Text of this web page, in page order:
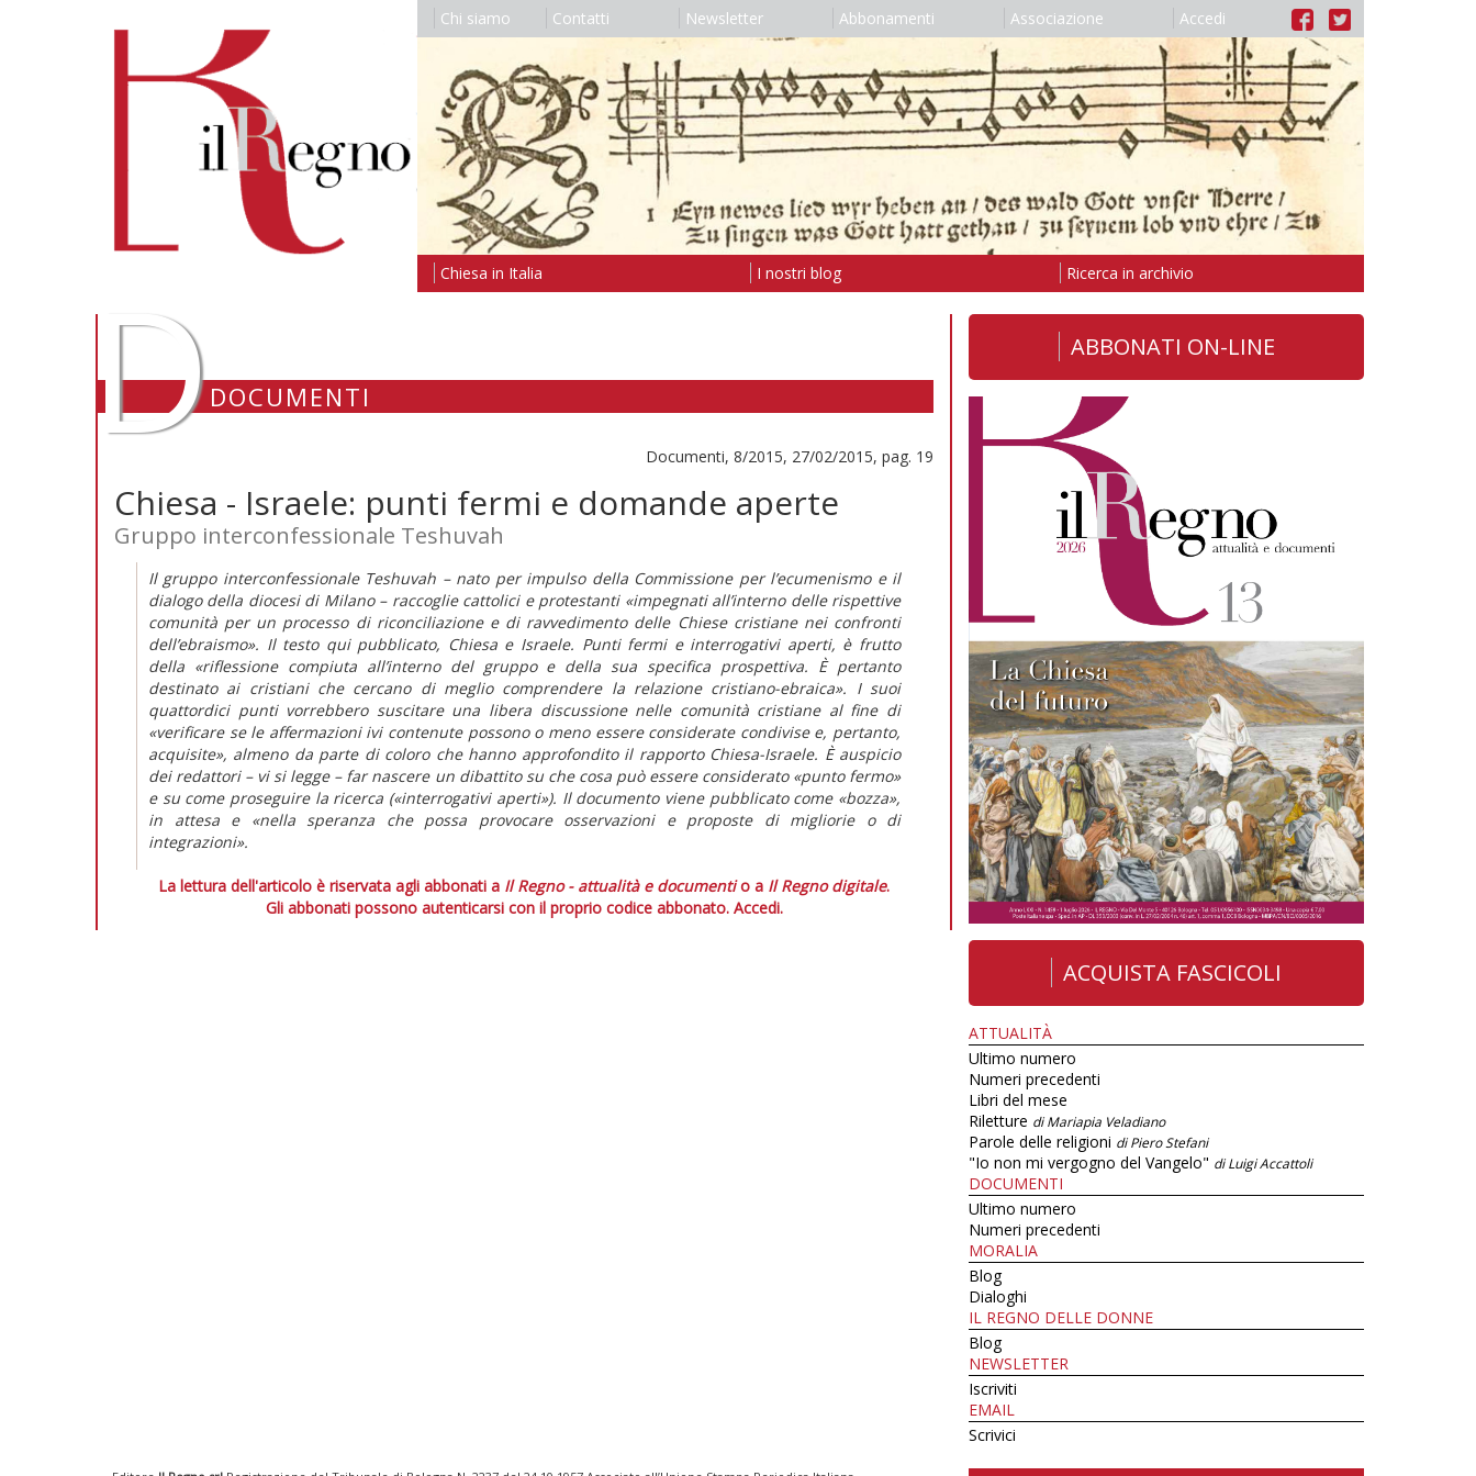
Chi siamo Contatti Newsletter Abbonamenti Associazione Accedi
Chiesa in Italia I nostri blog Ricerca in archivio
DDOCUMENTI
Documenti, 8/2015, 27/02/2015, pag. 19
Chiesa - Israele: punti fermi e domande aperte
Gruppo interconfessionale Teshuvah
Il gruppo interconfessionale Teshuvah – nato per impulso della Commissione per l’ecumenismo e il
dialogo della diocesi di Milano – raccoglie cattolici e protestanti «impegnati all’interno delle rispettive
comunità per un processo di riconciliazione e di ravvedimento delle Chiese cristiane nei confronti
dell’ebraismo». Il testo qui pubblicato, Chiesa e Israele. Punti fermi e interrogativi aperti, è frutto
della «riflessione compiuta all’interno del gruppo e della sua specifica prospettiva. È pertanto
destinato ai cristiani che cercano di meglio comprendere la relazione cristiano-ebraica». I suoi
quattordici punti vorrebbero suscitare una libera discussione nelle comunità cristiane al fine di
«verificare se le affermazioni ivi contenute possono o meno essere considerate condivise e, pertanto,
acquisite», almeno da parte di coloro che hanno approfondito il rapporto Chiesa-Israele. È auspicio
dei redattori – vi si legge – far nascere un dibattito su che cosa può essere considerato «punto fermo»
e su come proseguire la ricerca («interrogativi aperti»). Il documento viene pubblicato come «bozza»,
in attesa e «nella speranza che possa provocare osservazioni e proposte di migliorie o di
integrazioni».
La lettura dell'articolo è riservata agli abbonati a Il Regno - attualità e documentio a Il Regno digitale.
Gli abbonati possono autenticarsi con il proprio codice abbonato. Accedi.
ABBONATI ON-LINE
ACQUISTA FASCICOLI
ATTUALITÀ
Ultimo numero
Numeri precedenti
Libri del mese
Riletture di Mariapia Veladiano
Parole delle religioni di Piero Stefani
"Io non mi vergogno del Vangelo" di Luigi Accattoli
DOCUMENTI
Ultimo numero
Numeri precedenti
MORALIA
Blog
Dialoghi
IL REGNO DELLE DONNE
Blog
NEWSLETTER
Iscriviti
EMAIL
Scrivici